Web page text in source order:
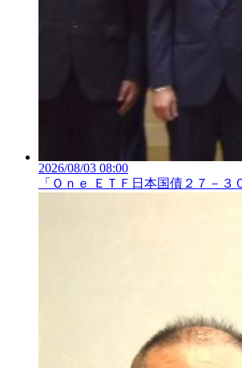
2026/08/03 08:00
「Ｏｎｅ ＥＴＦ日本国債２７－